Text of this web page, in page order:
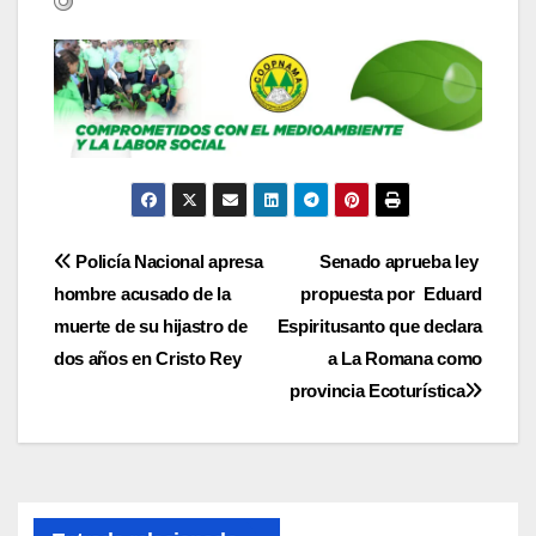
Navegación
de
entradas
Senado aprueba ley
propuesta por Eduard
Espiritusanto que declara
a La Romana como
provincia Ecoturística
Policía Nacional apresa
hombre acusado de la
muerte de su hijastro de
dos años en Cristo Rey